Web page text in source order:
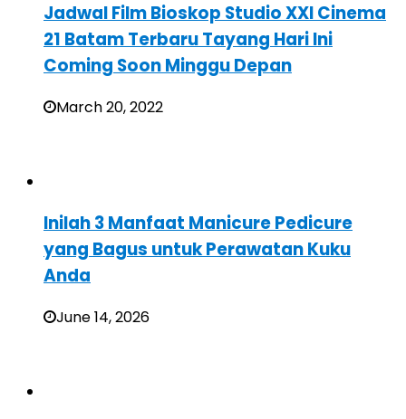
Jadwal Film Bioskop Studio XXI Cinema
21 Batam Terbaru Tayang Hari Ini
Coming Soon Minggu Depan
March 20, 2022
Inilah 3 Manfaat Manicure Pedicure
yang Bagus untuk Perawatan Kuku
Anda
June 14, 2026